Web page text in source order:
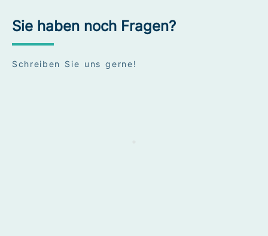
Sie haben noch Fragen?
Schreiben Sie uns gerne!